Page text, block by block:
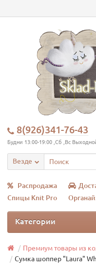
8(926)341-76-43
Будни 13:00-19:00 ,Сб ,Вс
Везде
Распродажа
Спицы Knit Pro
Категории
Премиум товары из
Сумка шоппер "Laura"